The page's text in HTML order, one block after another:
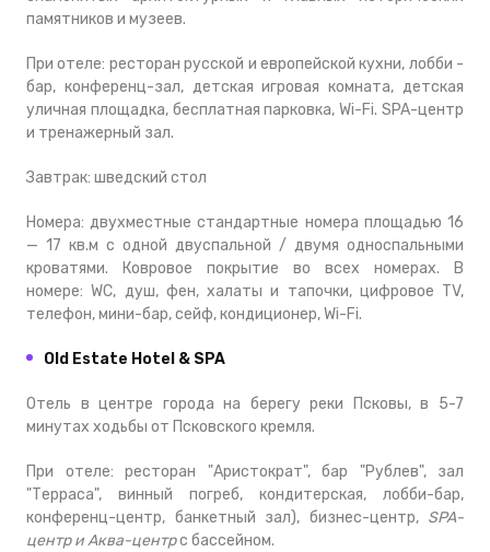
памятников и музеев.
При отеле: ресторан русской и европейской кухни, лобби -
бар, конференц-зал, детская игровая комната, детская
уличная площадка, бесплатная парковка, Wi-Fi. SPA-центр
и тренажерный зал.
Завтрак: шведский стол
Номера: двухместные стандартные номера площадью 16
— 17 кв.м с одной двуспальной / двумя односпальными
кроватями. Ковровое покрытие во всех номерах. В
номере: WC, душ, фен, халаты и тапочки, цифровое TV,
телефон, мини-бар, сейф, кондиционер, Wi-Fi.
Old Estate Hotel & SPA
Отель в центре города на берегу реки Псковы, в 5-7
минутах ходьбы от Псковского кремля.
При отеле: ресторан "Аристократ", бар "Рублев", зал
"Терраса", винный погреб, кондитерская, лобби-бар,
конференц-центр, банкетный зал), бизнес-центр, SPA-
центр иАква-центрс бассейном.